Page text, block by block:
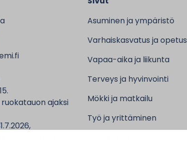
ajaksi
Asuminen ja ympäristö
Varhaiskasvatus ja opetus
Vapaa-aika ja liikunta
Terveys ja hyvinvointi
Mökki ja matkailu
Työ ja yrittäminen